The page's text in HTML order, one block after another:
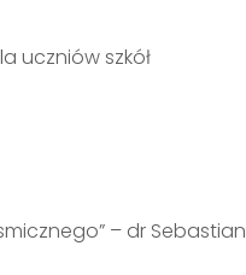
uczniów szkół
– dr Sebastian